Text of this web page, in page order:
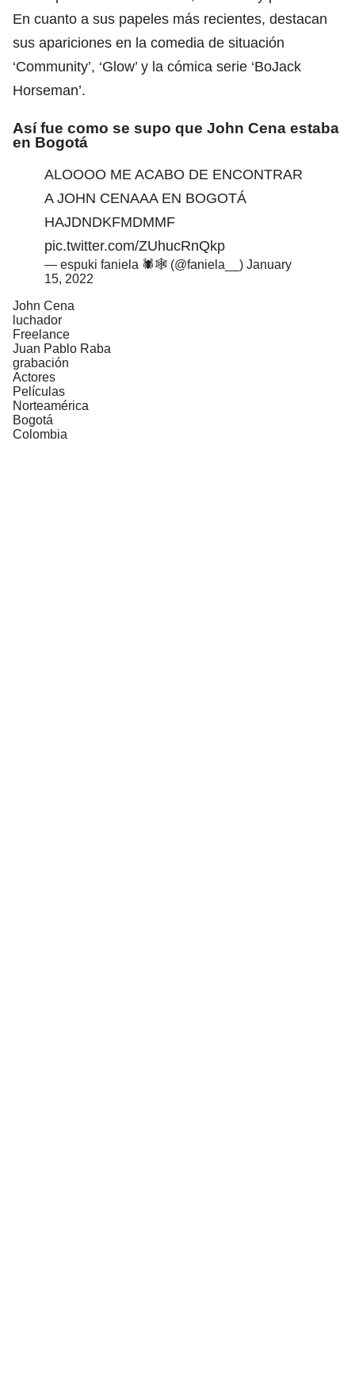
En cuanto a sus papeles más recientes, destacan
sus apariciones en la comedia de situación
‘Community’, ‘Glow’ y la cómica serie ‘BoJack
Horseman’.
Así fue como se supo que John Cena estaba
en Bogotá
ALOOOO ME ACABO DE ENCONTRAR
A JOHN CENAAA EN BOGOTÁ
HAJDNDKFMDMMF
pic.twitter.com/ZUhucRnQkp
— espuki faniela 🕷🕸 (@faniela__) January
15, 2022
John Cena
luchador
Freelance
Juan Pablo Raba
grabación
Actores
Películas
Norteamérica
Bogotá
Colombia